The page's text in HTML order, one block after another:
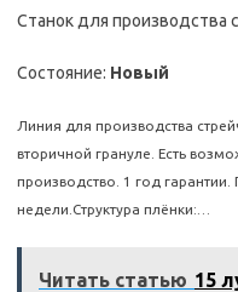
Станок для производства
Состояние: Новый
Линия для производства
вторичной грануле. Есть
производство. 1 год гарантии.
недели.Структура плёнки:…
Читать статью 15